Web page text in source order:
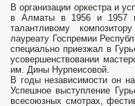
В организации оркестра и
в Алматы в 1956 и 1957
талантливому
лауреату Госпремии
специально приезжал в
усовершенствовании
им. Дины Нурпеисовой.
В годы независимости он
Успешное выступление
всесоюзных смотрах,